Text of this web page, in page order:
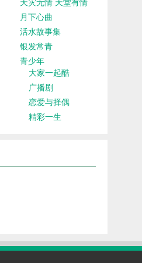
月下心曲
活水故事集
银发常青
青少年
大家一起酷
广播剧
恋爱与择偶
精彩一生